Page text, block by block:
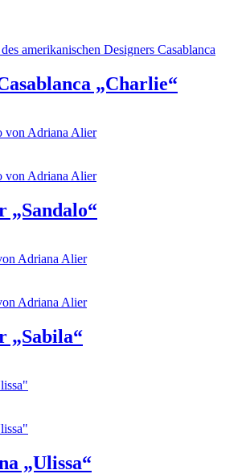
„Charlie“
„Sandalo“
„Sabila“
„Ulissa“